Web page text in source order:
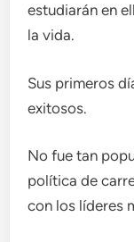
estudiarán en
la vida.
Sus primeros
exitosos.
No fue tan
política de
con los líderes